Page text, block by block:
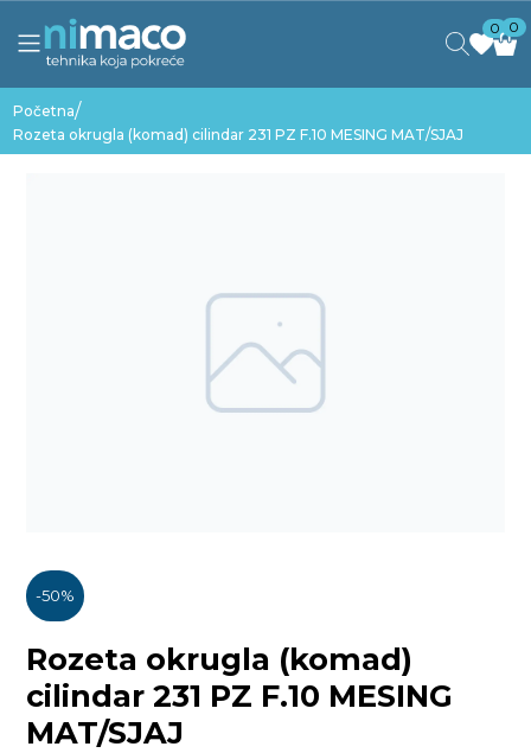
0 0
Početna/
Rozeta okrugla (komad) cilindar 231 PZ F.10 MESING MAT/SJAJ
-50%
Rozeta okrugla (komad)
cilindar 231 PZ F.10 MESING
MAT/SJAJ